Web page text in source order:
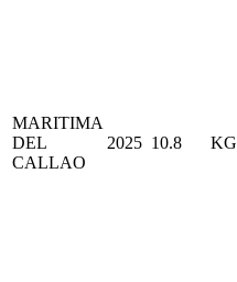
MARITIMA
DEL
CALLAO
2025 10.8 KG